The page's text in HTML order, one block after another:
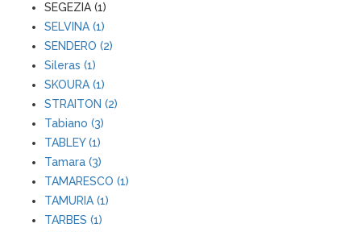
SEGEZIA (1)
SELVINA (1)
SENDERO (2)
Sileras (1)
SKOURA (1)
STRAITON (2)
Tabiano (3)
TABLEY (1)
Tamara (3)
TAMARESCO (1)
TAMURIA (1)
TARBES (1)